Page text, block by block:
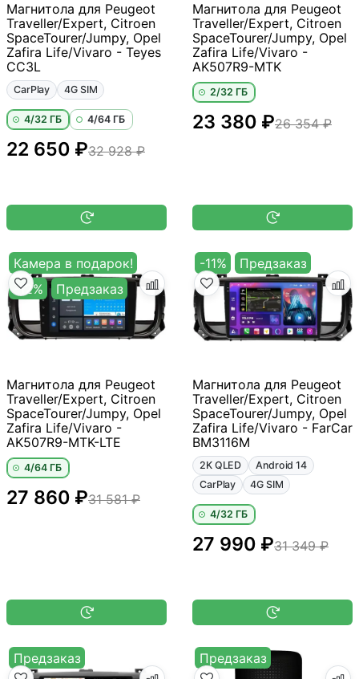
Магнитола для Peugeot
Traveller/Expert, Citroen
SpaceTourer/Jumpy, Opel
Zafira Life/Vivaro - Teyes
CC3L
CarPlay 4G SIM
4/32 ГБ 4/64 ГБ
22 650 ₽32 928 ₽
Магнитола для Peugeot
Traveller/Expert, Citroen
SpaceTourer/Jumpy, Opel
Zafira Life/Vivaro -
AK507R9-MTK
2/32 ГБ
26 354 ₽
23 380 ₽
Камера в подарок!
-12%
Предзаказ
Магнитола для Peugeot
Traveller/Expert, Citroen
SpaceTourer/Jumpy, Opel
Zafira Life/Vivaro -
AK507R9-MTK-LTE
4/64 ГБ
31 581 ₽
27 860 ₽
-11% Предзаказ
Магнитола для Peugeot
Traveller/Expert, Citroen
SpaceTourer/Jumpy, Opel
Zafira Life/Vivaro - FarCar
BM3116M
2K QLED
Android 14
CarPlay
4G SIM
4/32 ГБ
31 349 ₽
27 990 ₽
Предзаказ Предзаказ